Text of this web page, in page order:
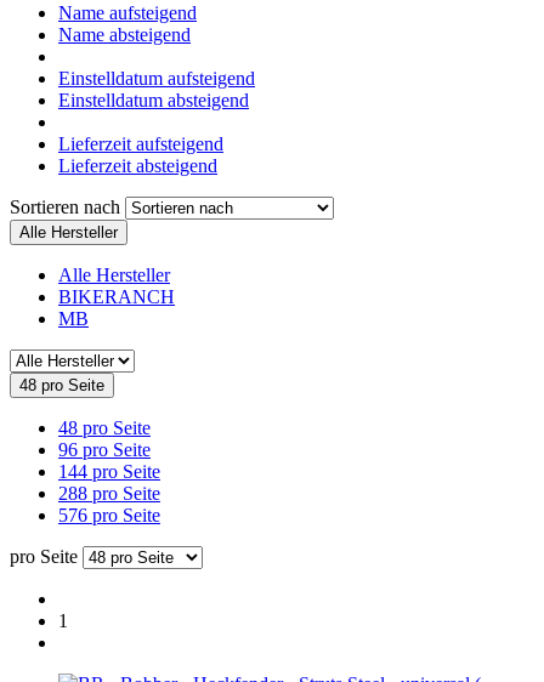
Name aufsteigend
Name absteigend
Einstelldatum aufsteigend
Einstelldatum absteigend
Lieferzeit aufsteigend
Lieferzeit absteigend
Sortieren nach
Alle Hersteller
Alle Hersteller
BIKERANCH
MB
48 pro Seite
48 pro Seite
96 pro Seite
144 pro Seite
288 pro Seite
576 pro Seite
pro Seite
1